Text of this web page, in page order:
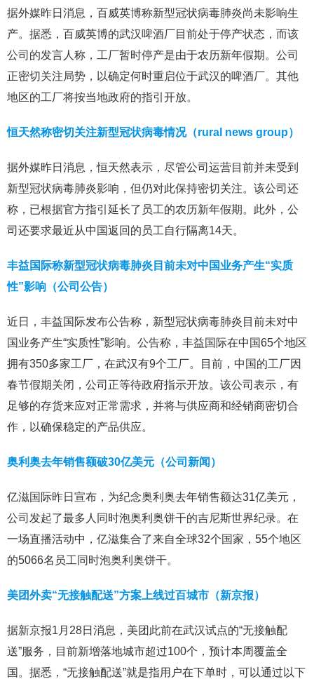
据外媒昨日消息，百威英博称新型冠状病毒肺炎尚未影响生
产。据悉，百威英博的武汉啤酒厂目前处于停产状态，而该
公司的发言人称，工厂暂时停产是由于农历新年假期。公司
正密切关注局势，以确定何时重启位于武汉的啤酒厂。其他
地区的工厂将按当地政府的指引开放。
恒天然称密切关注新型冠状病毒情况（rural news group）
据外媒昨日消息，恒天然表示，尽管公司运营目前并未受到
新型冠状病毒肺炎影响，但仍对此保持密切关注。该公司还
称，已根据官方指引延长了员工的农历新年假期。此外，公
司还要求最近从中国返回的员工自行隔离14天。
丰益国际称新型冠状病毒肺炎目前未对中国业务产生“实质
性”影响（公司公告）
近日，丰益国际发布公告称，新型冠状病毒肺炎目前未对中
国业务产生“实质性”影响。公告称，丰益国际在中国65个地区
拥有350多家工厂，在武汉有9个工厂。目前，中国的工厂因
春节假期关闭，公司正等待政府指示开放。该公司表示，有
足够的存货来应对正常需求，并将与供应商和经销商密切合
作，以确保稳定的产品供应。
奥利奥去年销售额破30亿美元（公司新闻）
亿滋国际昨日宣布，为纪念奥利奥去年销售额达31亿美元，
公司发起了最多人同时泡奥利奥饼干的吉尼斯世界纪录。在
一场直播活动中，亿滋集合了来自全球32个国家，55个地区
的5066名员工同时泡奥利奥饼干。
美团外卖“无接触配送”方案上线过百城市（新京报）
据新京报1月28日消息，美团此前在武汉试点的“无接触配
送”服务，目前新增落地城市超过100个，预计本周覆盖全
国。据悉，“无接触配送”就是指用户在下单时，可以通过以下